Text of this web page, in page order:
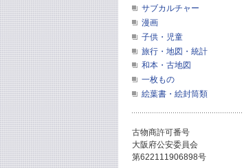
サブカルチャー
漫画
子供・児童
旅行・地図・統計
和本・古地図
一枚もの
絵葉書・絵封筒類
古物商許可番号
大阪府公安委員会
第622111906898号